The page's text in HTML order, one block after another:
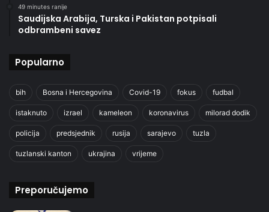
49 minutes ranije
Saudijska Arabija, Turska i Pakistan potpisali
odbrambeni savez
Popularno
bih Bosna i Hercegovina Covid-19 fokus fudbal
istaknuto izrael kameleon koronavirus milorad dodik
policija predsjednik rusija sarajevo tuzla
tuzlanski kanton ukrajina vrijeme
Preporučujemo